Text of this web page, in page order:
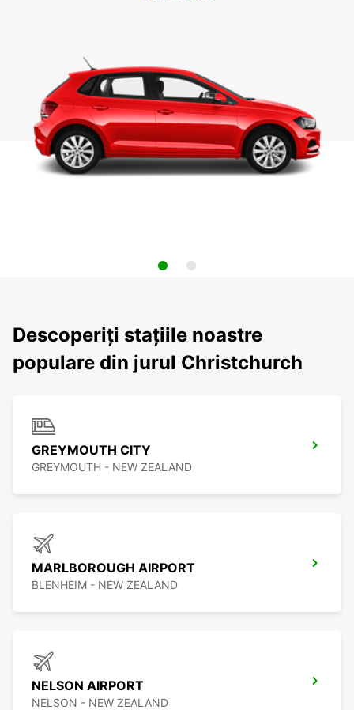
Descoperiți stațiile noastre
populare din jurul Christchurch
GREYMOUTH CITY
GREYMOUTH - NEW ZEALAND
MARLBOROUGH AIRPORT
BLENHEIM - NEW ZEALAND
NELSON AIRPORT
NELSON - NEW ZEALAND